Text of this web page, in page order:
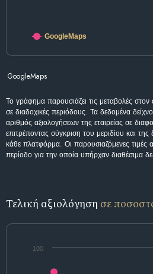
GoogleMaps
GoogleMaps
Το γράφημα παρουσιάζει τις μεταβολές
σε διαδοχικές περιόδους. Τα δεδομένα
αριθμός αξιολογήσεων της εταιρείας σε
επιτρέποντας σύγκριση του μεριδίου και
κάθε πλατφόρμα. Οι παρουσιαζόμενες τιμές
περίοδο για την οποία υπήρχαν διαθέσιμα
Τελική αξιολόγηση σε
100